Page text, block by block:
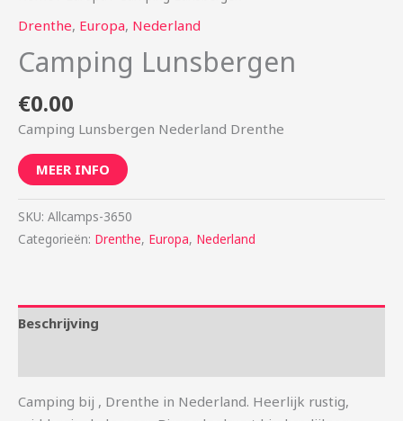
Drenthe, Europa, Nederland
Camping Lunsbergen
€0.00
Camping Lunsbergen Nederland Drenthe
MEER INFO
SKU: Allcamps-3650
Categorieën: Drenthe, Europa, Nederland
Beschrijving
Camping bij , Drenthe in Nederland. Heerlijk rustig,